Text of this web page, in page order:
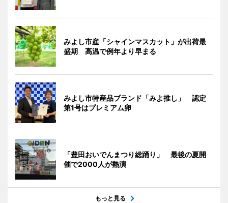
みよし市産「シャインマスカット」が出荷最
盛期 高温で例年より早まる
みよし市特産品ブランド「みよ推し」 認定
第1号はプレミアム卵
「豊田おいでんまつり総踊り」 最後の夏開
催で2000人が熱演
もっと見る